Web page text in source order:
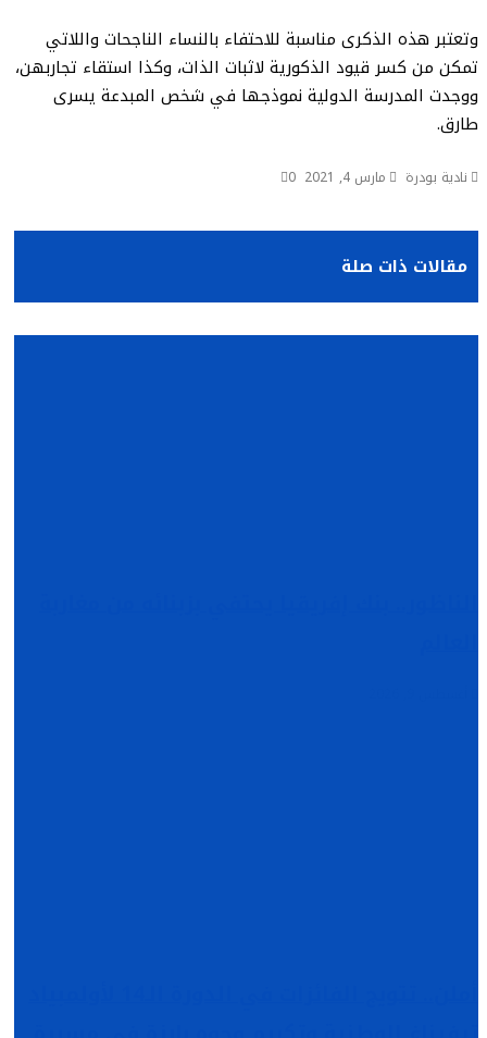
وتعتبر هذه الذكرى مناسبة للاحتفاء بالنساء الناجحات واللاتي
تمكن من كسر قيود الذكورية لاثبات الذات، وكذا استقاء تجاربهن،
ووجدت المدرسة الدولية نموذجها في شخص المبدعة يسرى
طارق.
نادية بودرة مارس 4, 2021 0
مقالات ذات صلة